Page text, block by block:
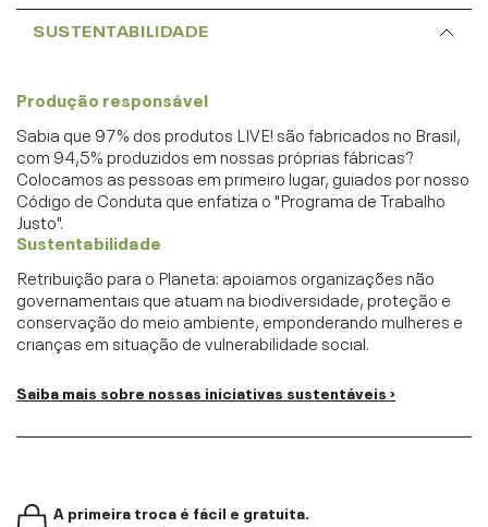
SUSTENTABILIDADE
Produção responsável
Sabia que 97% dos produtos LIVE! são fabricados no Brasil,
com 94,5% produzidos em nossas próprias fábricas?
Colocamos as pessoas em primeiro lugar, guiados por nosso
Código de Conduta que enfatiza o "Programa de Trabalho
Justo".
Sustentabilidade
Retribuição para o Planeta: apoiamos organizações não
governamentais que atuam na biodiversidade, proteção e
conservação do meio ambiente, emponderando mulheres e
crianças em situação de vulnerabilidade social.
Saiba mais sobre nossas iniciativas sustentáveis ›
A primeira troca é fácil e gratuita.